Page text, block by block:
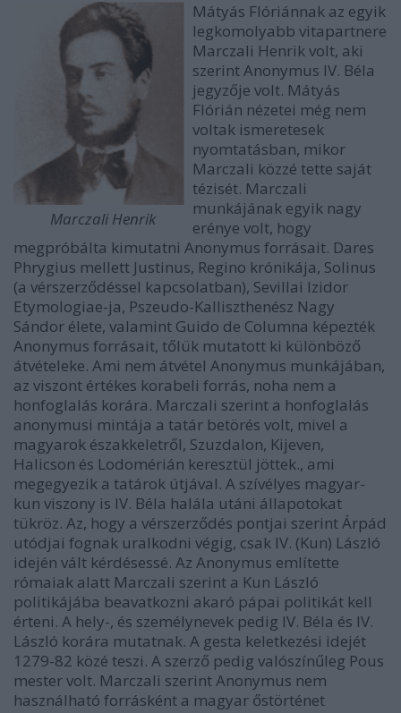
Marczali Henrik
Mátyás Flóriánnak az egyik
legkomolyabb vitapartnere
Marczali Henrik volt, aki
szerint Anonymus IV. Béla
jegyzője volt. Mátyás
Flórián nézetei még nem
voltak ismeretesek
nyomtatásban, mikor
Marczali közzé tette saját
tézisét. Marczali
munkájának egyik nagy
erénye volt, hogy
megpróbálta kimutatni Anonymus forrásait. Dares
Phrygius mellett Justinus, Regino krónikája, Solinus
(a vérszerződéssel kapcsolatban), Sevillai Izidor
Etymologiae-ja, Pszeudo-Kalliszthenész Nagy
Sándor élete, valamint Guido de Columna képezték
Anonymus forrásait, tőlük mutatott ki különböző
átvételeke. Ami nem átvétel Anonymus munkájában,
az viszont értékes korabeli forrás, noha nem a
honfoglalás korára. Marczali szerint a honfoglalás
anonymusi mintája a tatár betörés volt, mivel a
magyarok északkeletről, Szuzdalon, Kijeven,
Halicson és Lodomérián keresztül jöttek., ami
megegyezik a tatárok útjával. A szívélyes magyar-
kun viszony is IV. Béla halála utáni állapotokat
tükröz. Az, hogy a vérszerződés pontjai szerint Árpád
utódjai fognak uralkodni végig, csak IV. (Kun) László
idején vált kérdésessé. Az Anonymus említette
rómaiak alatt Marczali szerint a Kun László
politikájába beavatkozni akaró pápai politikát kell
érteni. A hely-, és személynevek pedig IV. Béla és IV.
László korára mutatnak. A gesta keletkezési idejét
1279-82 közé teszi. A szerző pedig valószínűleg Pous
mester volt. Marczali szerint Anonymus nem
használható forrásként a magyar őstörténet